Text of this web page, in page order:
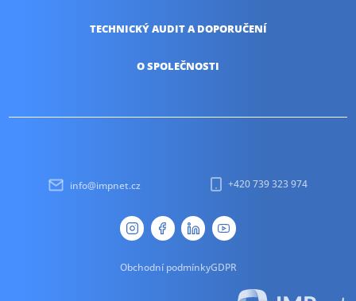
TECHNICKÝ AUDITA DOPORUČENÍ
O SPOLEČNOSTI
info@impnet.cz +420 739 323 974
Obchodní podmínkyGDPR